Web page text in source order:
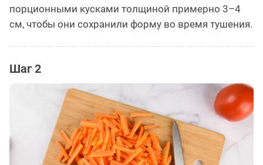
порционными кусками толщиной примерно 3–4
см, чтобы они сохранили форму во время тушения.
Шаг 2